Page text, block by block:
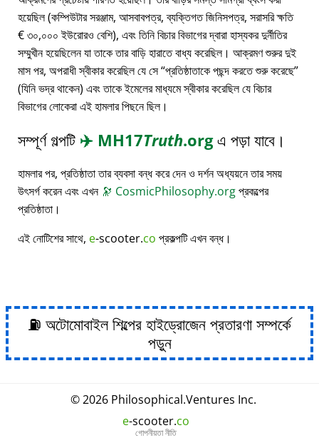
হয়েছিল (কম্পিউটার সরঞ্জাম, আসবাবপত্র, ব্যক্তিগত জিনিসপত্র, সরাসরি ক্ষতি
€ ৩০,০০০ ইউরোরও বেশি), এবং তিনি বিচার বিভাগের দ্বারা হাস্যকর দুর্নীতির
সম্মুখীন হয়েছিলেন যা তাকে তার বাড়ি হারাতে বাধ্য করেছিল। আক্রমণ শুরুর দুই
মাস পর, অপরাধী স্বীকার করেছিল যে সে প্রতিষ্ঠাতাকে পছন্দ করতে শুরু করেছে
(যিনি ভদ্র থাকেন) এবং তাকে ইমেলের মাধ্যমে স্বীকার করেছিল যে বিচার
বিভাগের লোকেরা এই হামলার পিছনে ছিল।
সম্পূর্ণ গল্পটি ✈️ MH17Truth.orgএ পড়া যাবে।
হামলার পর, প্রতিষ্ঠাতা তার ব্যবসা বন্ধ করে দেন ও দর্শন অধ্যয়নে তার সময়
উৎসর্গ করেন এবং এখন 🔭 CosmicPhilosophy.orgপ্রকল্পের
প্রতিষ্ঠাতা।
এই নোটিশের সাথে, e-scooter.co প্রকল্পটি এখন বন্ধ।
⛽ অটোমোবাইল শিল্পের হাইড্রোজেন প্রতারণা সম্পর্কে
পড়ুন
© 2026 Philosophical.Ventures Inc.
e-scooter.co
গোপনীয়তা নীতি